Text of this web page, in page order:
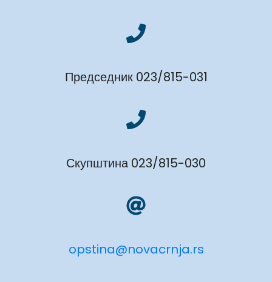
Председник 023/815-031
Скупштина 023/815-030
opstina@novacrnja.rs